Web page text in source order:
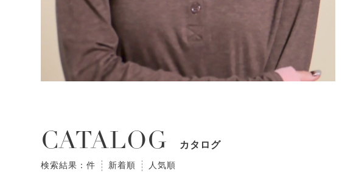
CATALOG カタログ
検索結果：件 新着順 人気順